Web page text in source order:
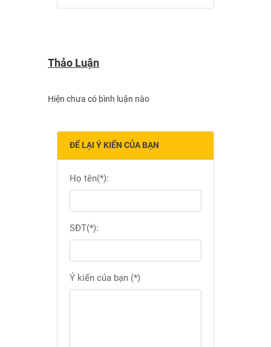
Thảo Luận
Hiện chưa có bình luận nào
ĐỂ LẠI Ý KIẾN CỦA BẠN
Họ tên(*):
SĐT(*):
Ý kiến của bạn (*)